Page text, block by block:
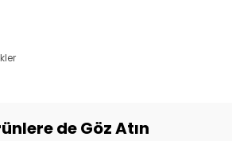
de Göz Atın